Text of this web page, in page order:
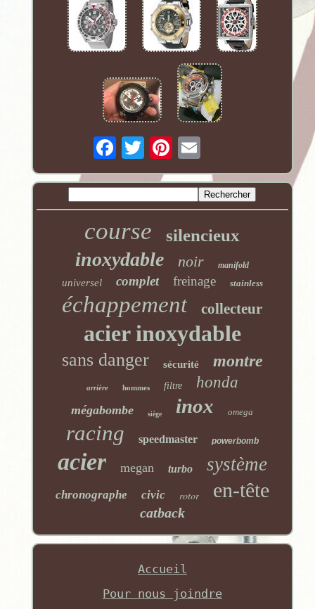
course silencieux
inoxydable noir manifold
universel complet freinage stainless
échappement collecteur
acier inoxydable
sans danger sécurité montre
arrière hommes filtre honda
mégabombe siège inox omega
racing speedmaster powerbomb
acier megan turbo système
chronographe civic rotor en-tête
catback
Accueil
Pour nous joindre